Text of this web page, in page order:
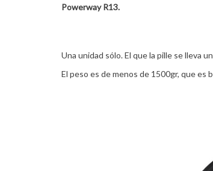
Powerway R13.
Una unidad sólo. El que la pille se lleva
El peso es de menos de 1500gr, que